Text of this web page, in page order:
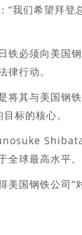
“我们希望拜
铁必须向美国
律行动。
将其与美国钢
标的核心。
全球最高水平。
美国钢铁公司“